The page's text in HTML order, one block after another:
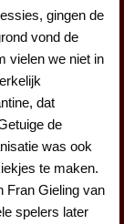
gingen de
vond de
vielen we niet in
dat
de
was ook
te maken.
Fran Gieling van
spelers later